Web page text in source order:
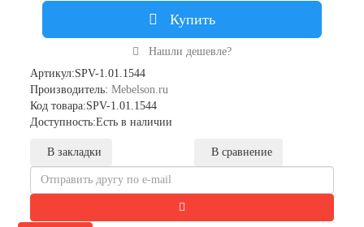
Купить
Нашли дешевле?
Артикул:SPV-1.01.1544
Производитель: Mebelson.ru
Код товара:SPV-1.01.1544
Доступность:Есть в наличии
В закладки В сравнение